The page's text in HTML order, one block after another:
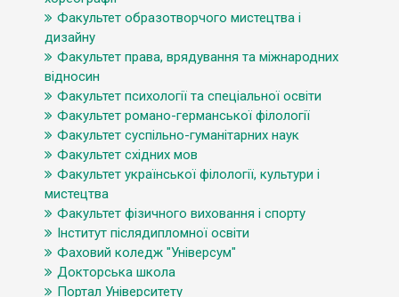
Факультет образотворчого мистецтва і
дизайну
Факультет права, врядування та міжнародних
відносин
Факультет психології та спеціальної освіти
Факультет романо-германської філології
Факультет суспільно-гуманітарних наук
Факультет східних мов
Факультет української філології, культури і
мистецтва
Факультет фізичного виховання і спорту
Інститут післядипломної освіти
Фаховий коледж "Універсум"
Докторська школа
Портал Університету